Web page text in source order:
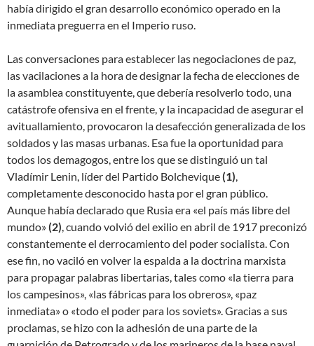
había dirigido el gran desarrollo económico operado en la
inmediata preguerra en el Imperio ruso.
Las conversaciones para establecer las negociaciones de paz,
las vacilaciones a la hora de designar la fecha de elecciones de
la asamblea constituyente, que debería resolverlo todo, una
catástrofe ofensiva en el frente, y la incapacidad de asegurar el
avituallamiento, provocaron la desafección generalizada de los
soldados y las masas urbanas. Esa fue la oportunidad para
todos los demagogos, entre los que se distinguió un tal
Vladímir Lenin, líder del Partido Bolchevique(1),
completamente desconocido hasta por el gran público.
Aunque había declarado que Rusia era «el país más libre del
mundo»(2), cuando volvió del exilio en abril de 1917 preconizó
constantemente el derrocamiento del poder socialista. Con
ese fin, no vaciló en volver la espalda a la doctrina marxista
para propagar palabras libertarias, tales como «la tierra para
los campesinos», «las fábricas para los obreros», «paz
inmediata» o «todo el poder para los soviets». Gracias a sus
proclamas, se hizo con la adhesión de una parte de la